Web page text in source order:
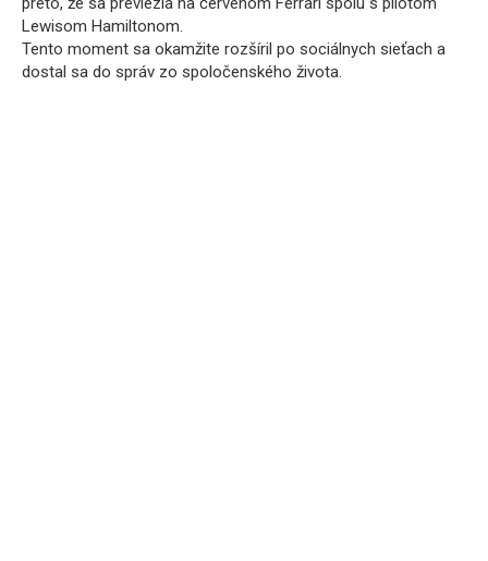
Lewisom Hamiltonom.
Tento moment sa okamžite rozšíril po sociálnych sieťach a
dostal sa do správ zo spoločenského života.